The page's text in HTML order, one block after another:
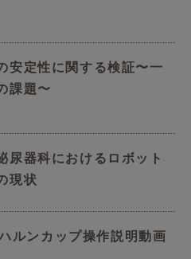
安定性に関する検証〜一
課題〜
尿器科におけるロボット
現状
ルンカップ操作説明動画